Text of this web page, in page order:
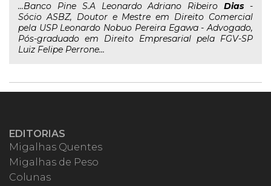
...Banco Pine S.A Leonardo Adriano RibeiroDias -
Sócio ASBZ, Doutor e Mestre em Direito Comercial
pela USP Leonardo Nobuo Pereira Egawa - Advogado,
Pós-graduado em Direito Empresarial pela FGV-SP
Luiz Felipe Perrone...
EDITORIAS
Migalhas Quentes
Migalhas de Peso
Colunas